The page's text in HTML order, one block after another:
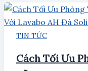
TIN TỨC
Cách Tối Ưu